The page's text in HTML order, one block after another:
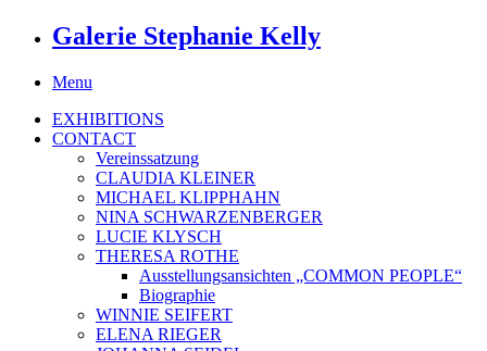
Galerie Stephanie Kelly
Menu
EXHIBITIONS
CONTACT
Vereinssatzung
CLAUDIA KLEINER
MICHAEL KLIPPHAHN
NINA SCHWARZENBERGER
LUCIE KLYSCH
THERESA ROTHE
Ausstellungsansichten „COMMON PEOPLE“
Biographie
WINNIE SEIFERT
ELENA RIEGER